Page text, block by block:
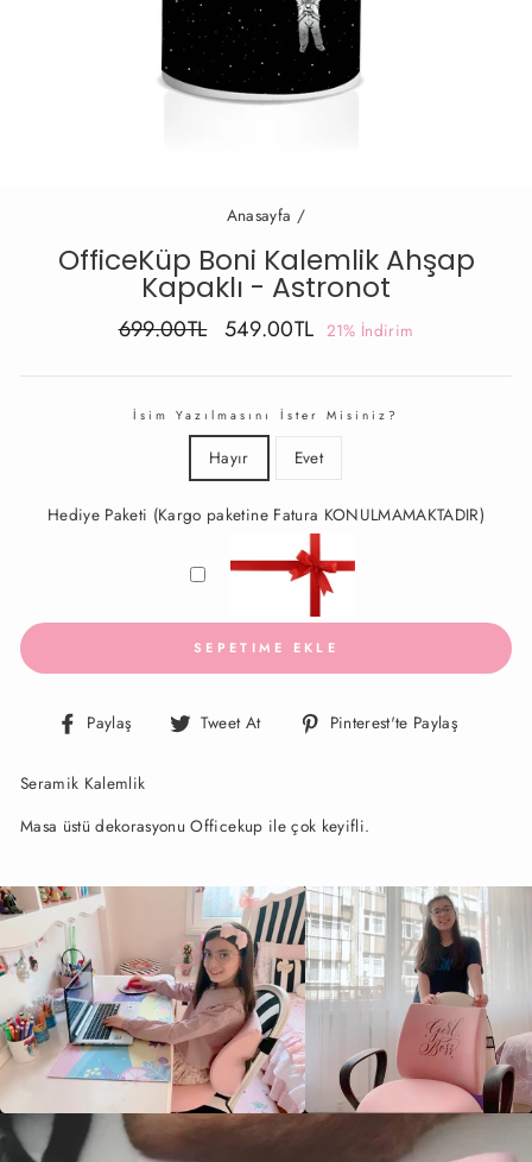
Anasayfa /
OfficeKüp Boni Kalemlik Ahşap
Kapaklı - Astronot
Fiyat
699.00TL
İndirimli
549.00TL 21% İndirim
İsim Yazılmasını İster Misiniz?
Hayır Evet
Hediye Paketi (Kargo paketine Fatura KONULMAMAKTADIR)
SEPETIME EKLE
Paylaş
Facebook'ta
Tweet At
Twitter'daPinterest'te Paylaş
Seramik Kalemlik
Masa üstü dekorasyonu Officekup ile çok keyifli.